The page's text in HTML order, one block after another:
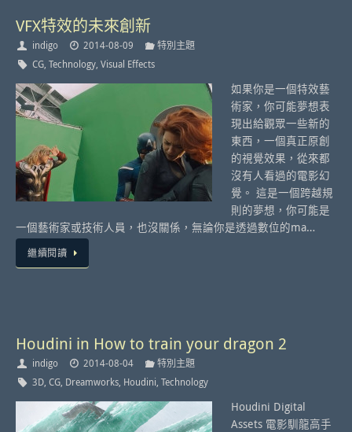
VFX特效的未來創新
indigo 2014-08-09
特別主題
CG, Technology, Visual Effects
如果你是一個特效藝
術家，你可能夢想表
現出給觀眾一些新的
東西，一個真正原創
的視覺效果，從來都
沒有人看過的電影幻
覺。 這是一個跨越規
則的夢想，你可能是
一個藝術家或技術人員，也沒關係，無論你是透過數位的ma…
繼續閱讀
Houdini in How to train your dragon 2
indigo 2014-08-04
特別主題
3D, CG, Dreamworks, Houdini, Technology
Houdini Digital
Assets 電影馴龍高手